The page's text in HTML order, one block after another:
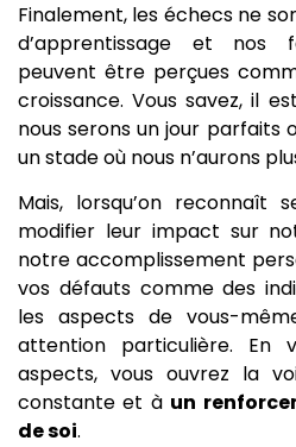
Finalement, les échecs ne
d’apprentissage et nos
peuvent être perçues
croissance. Vous savez, il
nous serons un jour parfaits
un stade où nous n’aurons
Mais, lorsqu’on reconnaît
modifier leur impact sur
notre accomplissement
vos défauts comme des
les aspects de vous-
attention particulière. En
aspects, vous ouvrez la
constante et à un
de soi.